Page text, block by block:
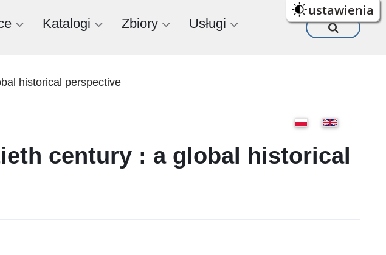
ustawienia
Katalogi Zbiory Usługi
historical perspective
century : a global historical